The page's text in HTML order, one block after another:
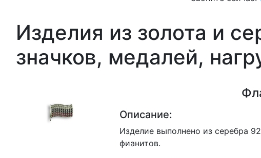
Изделия из золота и
значков, медалей,
Описание:
Изделие выполнено из серебра
фианитов.